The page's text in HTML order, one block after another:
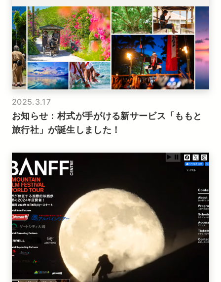
2025.3.17
お知らせ：村式が手がける新サービス「ももと
旅行社」が誕生しました！